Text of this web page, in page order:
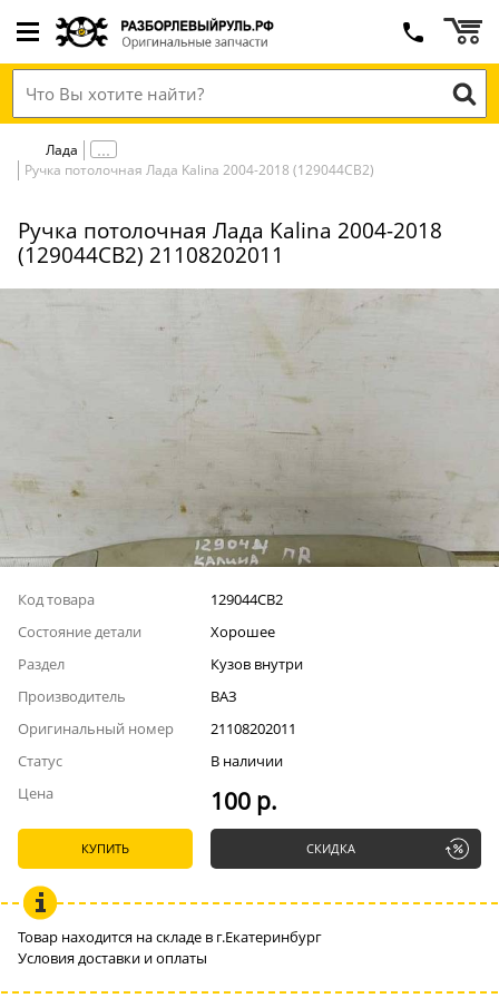
Лада
Ручка потолочная Лада Kalina 2004-2018 (129044СВ2)
Ручка потолочная Лада Kalina 2004-2018
(129044СВ2) 21108202011
Код товара
129044СВ2
Состояние детали
Хорошее
Раздел
Кузов внутри
Производитель
ВАЗ
Оригинальный номер
21108202011
Статус
В наличии
Цена
100 р.
КУПИТЬ СКИДКА
Товар находится на складе в г.Екатеринбург
Условия доставки и оплаты